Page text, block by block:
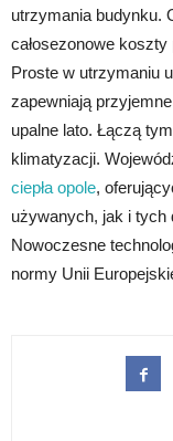
utrzymania budynku.
całosezonowe
Proste w utrzymaniu
zapewniają
upalne lato. Łączą
klimatyzacji.
ciepła opole,
używanych, jak i tych
Nowoczesne
normy Unii